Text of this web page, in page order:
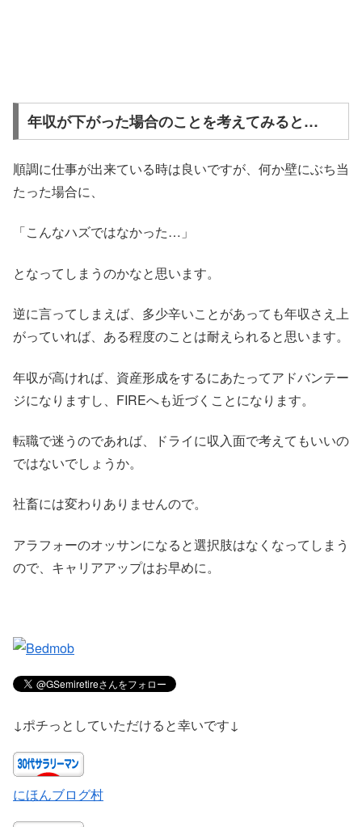
年収が下がった場合のことを考えてみると…
順調に仕事が出来ている時は良いですが、何か壁にぶち当
たった場合に、
「こんなハズではなかった…」
となってしまうのかなと思います。
逆に言ってしまえば、多少辛いことがあっても年収さえ上
がっていれば、ある程度のことは耐えられると思います。
年収が高ければ、資産形成をするにあたってアドバンテー
ジになりますし、FIREへも近づくことになります。
転職で迷うのであれば、ドライに収入面で考えてもいいの
ではないでしょうか。
社畜には変わりありませんので。
アラフォーのオッサンになると選択肢はなくなってしまう
ので、キャリアアップはお早めに。
↓ポチっとしていただけると幸いです↓
にほんブログ村